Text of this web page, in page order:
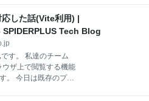
や考え方です。 も
のマネージメント職
きだったんですが、
ンド履歴検索ができる
改めてfzfの利用方法
います。 fzfの導入
ができますが、パッ
古いバージョンにな
した話(Vite利用) |
Tech Blog
す。 私達のチーム
ザ上で閲覧する機能
。 今日は既存のプロ